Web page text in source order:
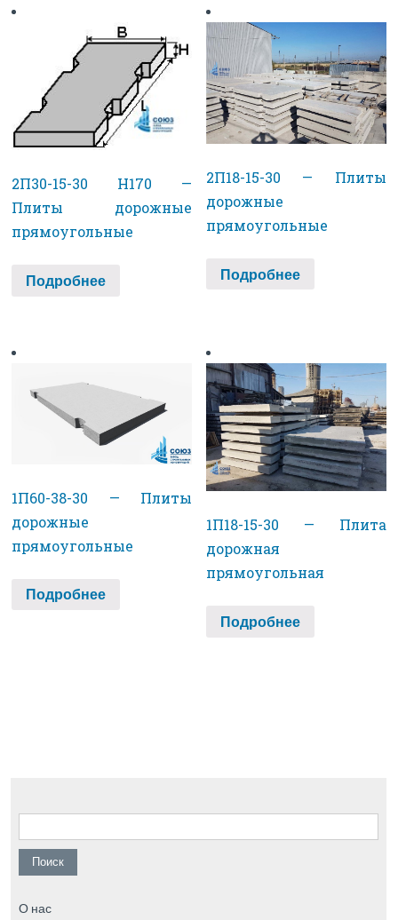
2П30-15-30 H170 —
Плиты дорожные
прямоугольные
Подробнее
2П18-15-30 — Плиты
дорожные
прямоугольные
Подробнее
1П60-38-30 — Плиты
дорожные
прямоугольные
Подробнее
1П18-15-30 — Плита
дорожная
прямоугольная
Подробнее
Найти:
О нас